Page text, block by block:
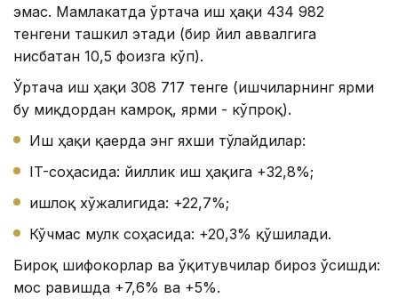
эмас. Мамлакатда ўртача иш ҳақи 434 982
тенгени ташкил этади (бир йил аввалгига
нисбатан 10,5 фоизга кўп).
Ўртача иш ҳақи 308 717 тенге (ишчиларнинг ярми
бу миқдордан камроқ, ярми - кўпроқ).
Иш ҳақи қаерда энг яхши тўлайдилар:
IT-соҳасида: йиллик иш ҳақига +32,8%;
Қишлоқ хўжалигида: +22,7%;
Кўчмас мулк соҳасида: +20,3% қўшилади.
Бироқ шифокорлар ва ўқитувчилар бироз ўсишди:
мос равишда +7,6% ва +5%.